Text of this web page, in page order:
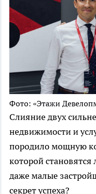
Фото: «Этажи
Слияние двух
недвижимости и
породило мощную
которой
даже малые
секрет успеха?